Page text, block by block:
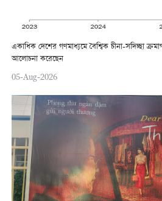
একাধিক দেশের গণমাধ্যমে বৈশ্বিক চীনা-সদিচ্ছা
আলোচনা করেছেন
05-Aug-2026